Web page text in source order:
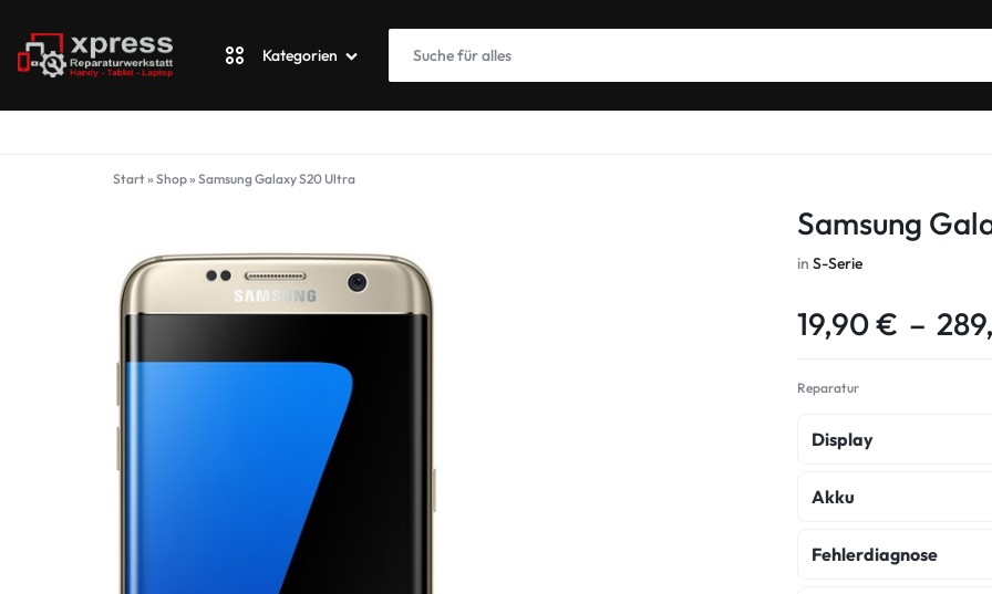
XPRESSWERKSTATT
Kategorien
Fairphone
Huawei
Start» Shop» Samsung Galaxy S20 Ultra
Samsung
inS-Serie
19,90€ –
Reparatur
Display
Display Reparatur
Akku
Akku Austausch
Fehlerdiagnose